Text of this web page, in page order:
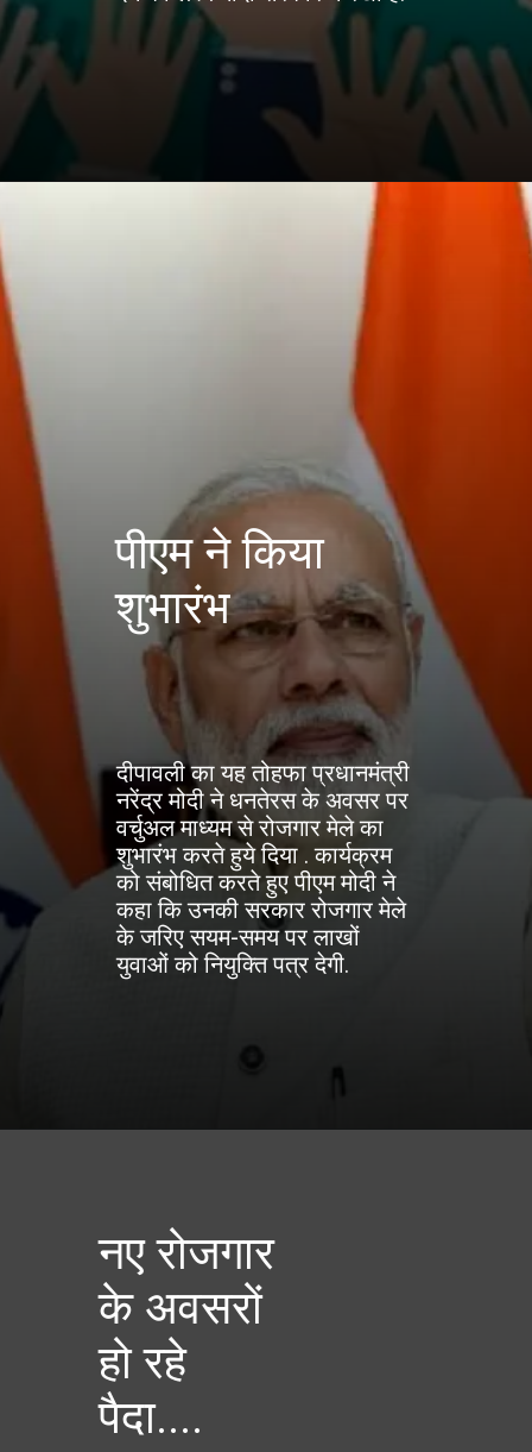
पीएम ने किया
शुभारंभ
दीपावली का यह तोहफा प्रधानमंत्री
नरेंद्र मोदी ने धनतेरस के अवसर पर
वर्चुअल माध्यम से रोजगार मेले का
शुभारंभ करते हुये दिया . कार्यक्रम
को संबोधित करते हुए पीएम मोदी ने
कहा कि उनकी सरकार रोजगार मेले
के जरिए सयम-समय पर लाखों
युवाओं को नियुक्ति पत्र देगी.
नए रोजगार
के अवसरों
हो रहे
पैदा....